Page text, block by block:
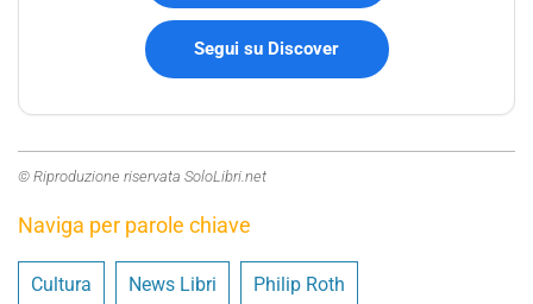
Segui su Discover
© Riproduzione riservata SoloLibri.net
Naviga per parole chiave
Cultura News Libri Philip Roth